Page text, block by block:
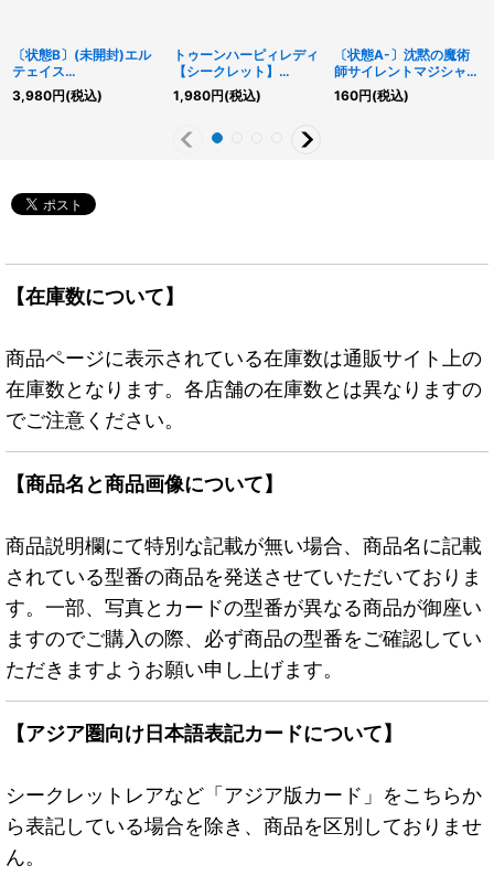
〔状態B〕(未開封)エル
テェイス
TheMASTERofDUEL/El
ttaestheMASTERofDU
3,980円(税込)
トゥーンハーピィレディ
【シークレット】
{WPP1-JP002}《モン
スター》
1,980円(税込)
〔状態A-〕沈黙の魔術
師サイレントマジシャン
【ウルトラ】{RC02-
JP011}《モンスター》
160円(税込)
【在庫数について】
商品ページに表示されている在庫数は通販サイト上の
在庫数となります。各店舗の在庫数とは異なりますの
でご注意ください。
【商品名と商品画像について】
商品説明欄にて特別な記載が無い場合、商品名に記載
されている型番の商品を発送させていただいておりま
す。一部、写真とカードの型番が異なる商品が御座い
ますのでご購入の際、必ず商品の型番をご確認してい
ただきますようお願い申し上げます。
【アジア圏向け日本語表記カードについて】
シークレットレアなど「アジア版カード」をこちらか
ら表記している場合を除き、商品を区別しておりませ
ん。